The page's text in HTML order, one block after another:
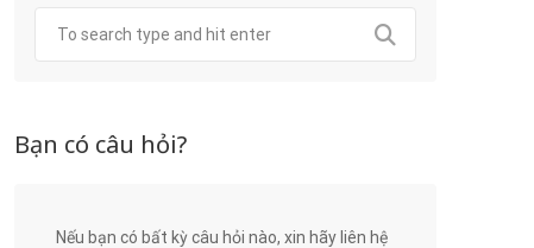
Bạn có câu hỏi?
Nếu bạn có bất kỳ câu hỏi nào, xin hãy liên hệ